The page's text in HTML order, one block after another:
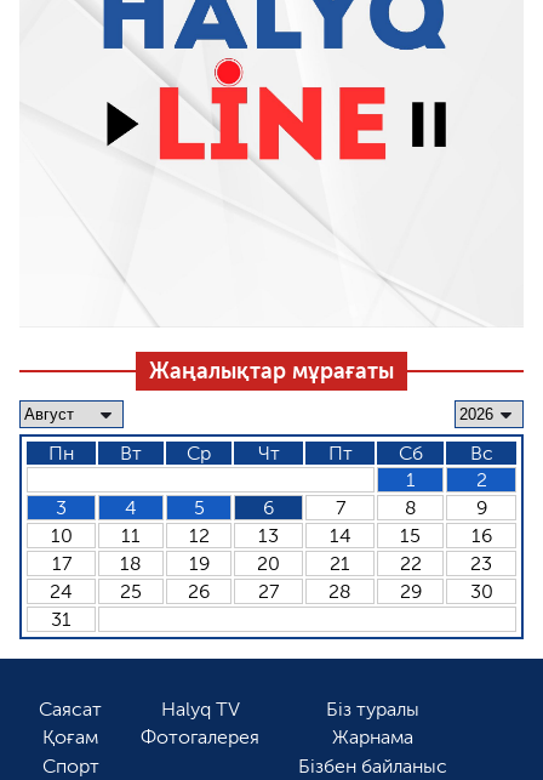
Жаңалықтар мұрағаты
Пн Вт Ср Чт Пт Сб
Вс
1
2
3
4 5 6 7 8
9
10
11 12 13 14 15
16
17
18 19 20 21 22
23
24
25 26 27 28 29
30
31
Саясат
Қоғам
Спорт
Halyq TV
Фотогалерея
Біз туралы
Жарнама
Бізбен байланыс